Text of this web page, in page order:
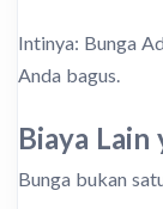
Intinya: Bunga
Anda bagus.
Biaya
Bunga bukan